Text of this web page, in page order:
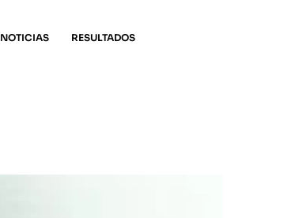
NOTICIAS RESULTADOS